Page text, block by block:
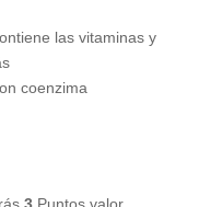
las vitaminas y
coenzima